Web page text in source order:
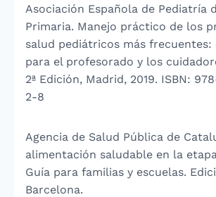
Asociación Española de Pediatría
Primaria. Manejo práctico de los
salud pediátricos más frecuentes:
para el profesorado y los
2ª Edición, Madrid, 2019. ISBN:
2-8
Agencia de Salud Pública de
alimentación saludable en la
Guía para familias y escuelas.
Barcelona.